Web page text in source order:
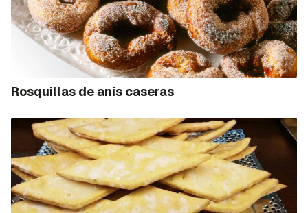
Rosquillas de anís caseras